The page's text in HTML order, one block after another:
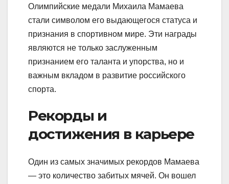
Олимпийские медали Михаила Мамаева
стали символом его выдающегося статуса и
признания в спортивном мире. Эти награды
являются не только заслуженным
признанием его таланта и упорства, но и
важным вкладом в развитие российского
спорта.
Рекорды и
достижения в карьере
Один из самых значимых рекордов Мамаева
— это количество забитых мячей. Он вошел